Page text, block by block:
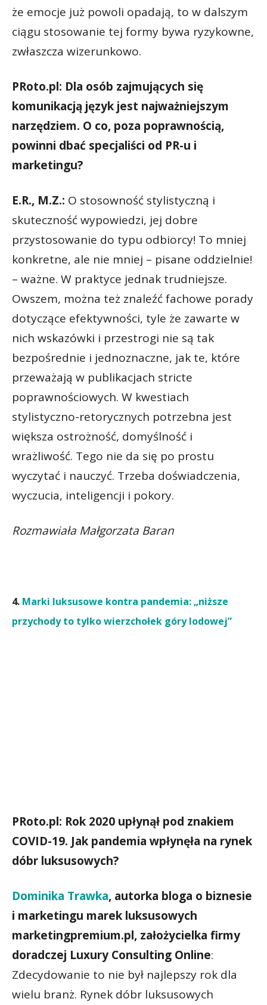
że emocje już powoli opadają, to w dalszym
ciągu stosowanie tej formy bywa ryzykowne,
zwłaszcza wizerunkowo.
PRoto.pl: Dla osób zajmujących się
komunikacją język jest najważniejszym
narzędziem. O co, poza poprawnością,
powinni dbać specjaliści od PR-u i
marketingu?
E.R., M.Z.: O stosowność stylistyczną i
skuteczność wypowiedzi, jej dobre
przystosowanie do typu odbiorcy! To mniej
konkretne, ale nie mniej – pisane oddzielnie!
– ważne. W praktyce jednak trudniejsze.
Owszem, można też znaleźć fachowe porady
dotyczące efektywności, tyle że zawarte w
nich wskazówki i przestrogi nie są tak
bezpośrednie i jednoznaczne, jak te, które
przeważają w publikacjach stricte
poprawnościowych. W kwestiach
stylistyczno-retorycznych potrzebna jest
większa ostrożność, domyślność i
wrażliwość. Tego nie da się po prostu
wyczytać i nauczyć. Trzeba doświadczenia,
wyczucia, inteligencji i pokory.
Rozmawiała Małgorzata Baran
4. Marki luksusowe kontra pandemia: „niższe
przychody to tylko wierzchołek góry lodowej”
PRoto.pl: Rok 2020 upłynął pod znakiem
COVID-19. Jak pandemia wpłynęła na rynek
dóbr luksusowych?
Dominika Trawka, autorka bloga o biznesie
i marketingu marek luksusowych
marketingpremium.pl, założycielka firmy
doradczej Luxury Consulting Online:
Zdecydowanie to nie był najlepszy rok dla
wielu branż. Rynek dóbr luksusowych